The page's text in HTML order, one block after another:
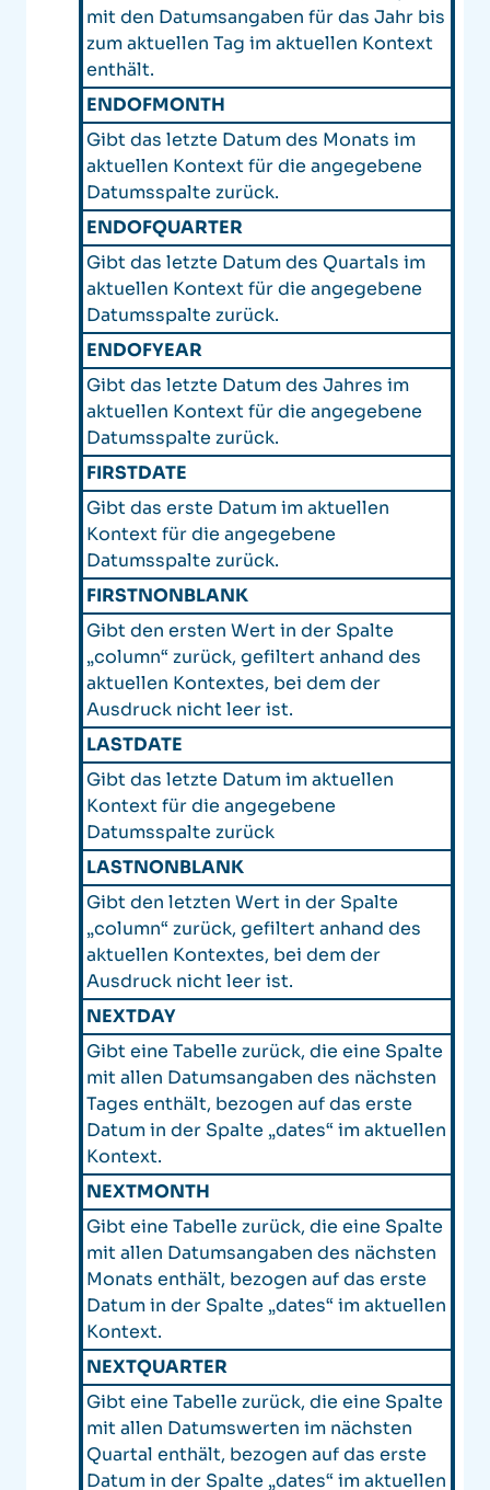
mit den Datumsangaben für das Jahr bis
zum aktuellen Tag im aktuellen Kontext
enthält.
ENDOFMONTH
Gibt das letzte Datum des Monats im
aktuellen Kontext für die angegebene
Datumsspalte zurück.
ENDOFQUARTER
Gibt das letzte Datum des Quartals im
aktuellen Kontext für die angegebene
Datumsspalte zurück.
ENDOFYEAR
Gibt das letzte Datum des Jahres im
aktuellen Kontext für die angegebene
Datumsspalte zurück.
FIRSTDATE
Gibt das erste Datum im aktuellen
Kontext für die angegebene
Datumsspalte zurück.
FIRSTNONBLANK
Gibt den ersten Wert in der Spalte
„column“ zurück, gefiltert anhand des
aktuellen Kontextes, bei dem der
Ausdruck nicht leer ist.
LASTDATE
Gibt das letzte Datum im aktuellen
Kontext für die angegebene
Datumsspalte zurück
LASTNONBLANK
Gibt den letzten Wert in der Spalte
„column“ zurück, gefiltert anhand des
aktuellen Kontextes, bei dem der
Ausdruck nicht leer ist.
NEXTDAY
Gibt eine Tabelle zurück, die eine Spalte
mit allen Datumsangaben des nächsten
Tages enthält, bezogen auf das erste
Datum in der Spalte „dates“ im aktuellen
Kontext.
NEXTMONTH
Gibt eine Tabelle zurück, die eine Spalte
mit allen Datumsangaben des nächsten
Monats enthält, bezogen auf das erste
Datum in der Spalte „dates“ im aktuellen
Kontext.
NEXTQUARTER
Gibt eine Tabelle zurück, die eine Spalte
mit allen Datumswerten im nächsten
Quartal enthält, bezogen auf das erste
Datum in der Spalte „dates“ im aktuellen